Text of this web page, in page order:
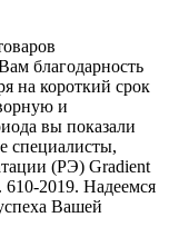
благодарность
на короткий срок
и
вы показали
специалисты,
(РЭ) Gradient
2019. Надеемся
Вашей